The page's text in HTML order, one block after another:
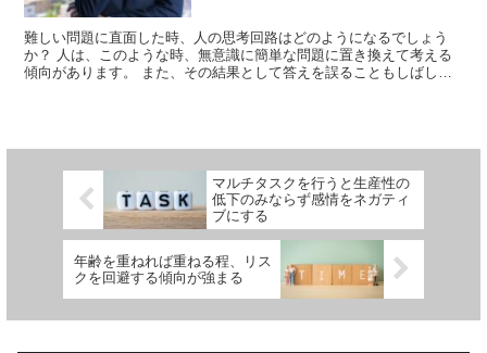
難しい問題に直面した時、人の思考回路はどのようになるでしょう
か？ 人は、このような時、無意識に簡単な問題に置き換えて考える
傾向があります。 また、その結果として答えを誤ることもしばしば
マルチタスクを行うと生産性の
低下のみならず感情をネガティ
ブにする
年齢を重ねれば重ねる程、リス
クを回避する傾向が強まる